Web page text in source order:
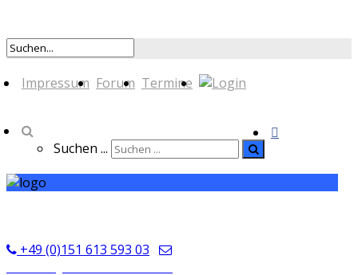
Impressum Forum Termine
Suchen ...
+49 (0)151 613 593 03